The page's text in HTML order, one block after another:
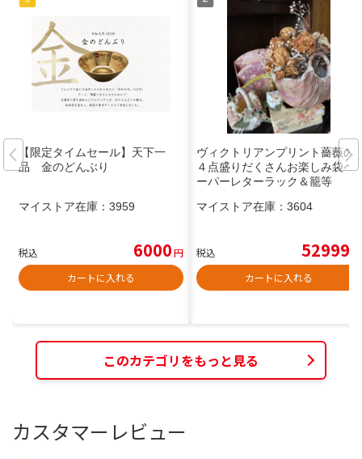
【限定タイムセール】天下一
品 金のどんぶり
マイストア在庫： 3959
税込 6000円
カートに入れる
ヴィクトリアンプリント薔薇の
４点盛りだくさんお楽しみ袋ペ
ーパーレターラック＆籠等
マイストア在庫： 3604
税込 52999
カートに入れる
このカテゴリをもっと見る
カスタマーレビュー